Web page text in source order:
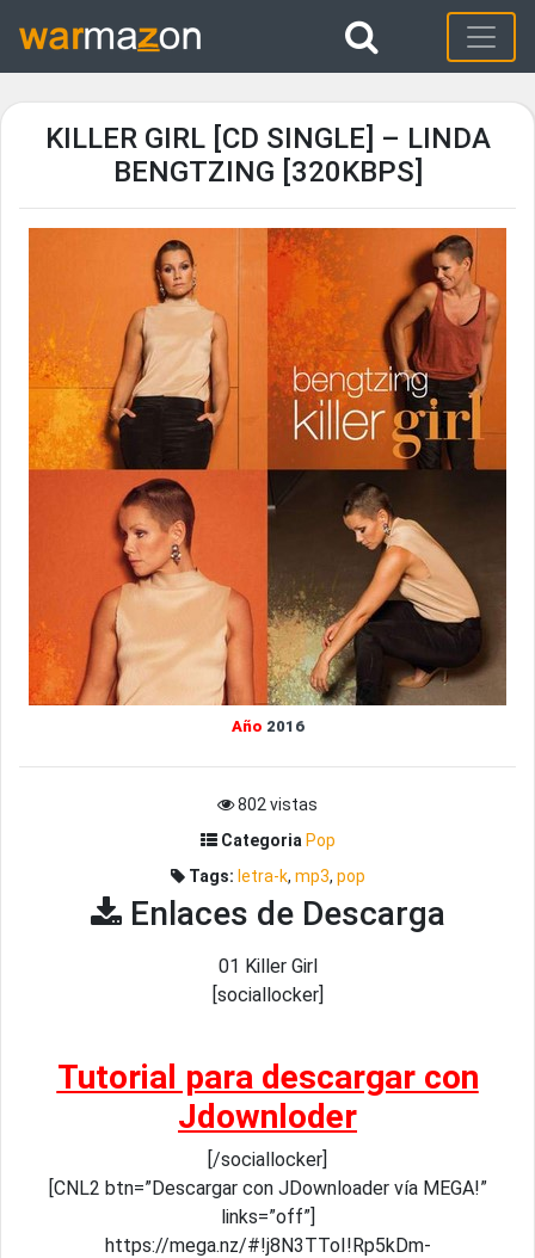
KILLER GIRL [CD SINGLE] – LINDA
BENGTZING [320KBPS]
Año 2016
802 vistas
Categoria Pop
Tags: letra-k, mp3, pop
Enlaces de Descarga
01 Killer Girl
[sociallocker]
Tutorial para descargar con
Jdownloder
[/sociallocker]
[CNL2 btn=”Descargar con JDownloader vía MEGA!”
links=”off”]
https://mega.nz/#!j8N3TToI!Rp5kDm-